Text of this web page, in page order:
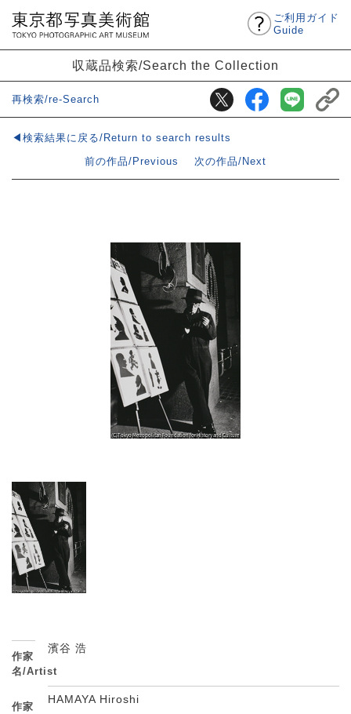
ご利用ガイド
Guide
収蔵品検索/Search the Collection
再検索/re-Search
◀検索結果に戻る/Return to search results
前の作品/Previous
次の作品/Next
作家
名/Artist
濱谷 浩
作家
HAMAYA Hiroshi